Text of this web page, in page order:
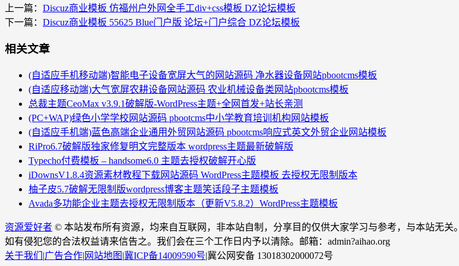
上一篇： Discuz商业模板 仿福州户外网全手工div+css模板 DZ论坛模板
下一篇： Discuz商业模板 55625 Blue门户版 论坛+门户综合 DZ论坛模板
相关文章
(自适应手机移动端)智能电子设备宽屏大气的网站源码 净水器设备网站pbootcms模板
(自适应移动端)大气宽屏农耕设备网站源码 农业机械设备类网站pbootcms模板
总裁主题CeoMax v3.9.1破解版-WordPress主题+全网首发+站长亲测
(PC+WAP)绿色小学学校网站源码 pbootcms中小学教育培训机构网站模板
(自适应手机端)蓝色高端企业通用外贸网站源码 pbootcms响应式英文外贸企业网站模板
RiPro6.7破解版独家修复明文完整版本 wordpress主题最新破解版
Typecho付费模板 – handsome6.0 主题去授权破解开心版
iDownsV1.8.4资源素材教程下载网站源码 WordPress主题模板 去授权无限制版本
柚子皮5.7破解无限制版wordpress博客主题笑话段子主题模板
Avada多功能企业主题去授权无限制版本（更新V5.8.2）WordPress主题模板
资源爱好者 © 本站发布所有资源，均来自互联网，非本站自制，分享目的仅供大家学习与参考，与本站无关。
如有侵犯您的合法权益请来信告之。我们会在三个工作日内予以清除。邮箱：admin?aihao.org
关于我们 |广告合作| 网站地图 |冀ICP备14009590号|冀公网安备 13018302000072号